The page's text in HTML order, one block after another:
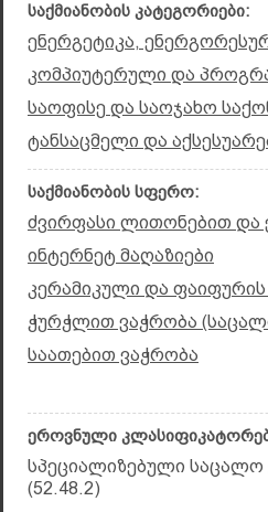
საქმიანობის კატეგორიები:
ენერგეტიკა,
კომპიუტერული და
საოფისე და საოჯახო
ტანსაცმელი და
საქმიანობის სფერო:
ძვირფასი ლითონებით და
ინტერნეტ მაღაზიები
კერამიკული და
ჭურჭლით ვაჭრობა
საათებით ვაჭრობა
ეროვნული
სპეციალიზებული საცალო
(52.48.2)